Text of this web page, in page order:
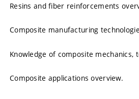
Resins and fiber reinforcements
Composite manufacturing
Knowledge of composite mechanics,
Composite applications overview.